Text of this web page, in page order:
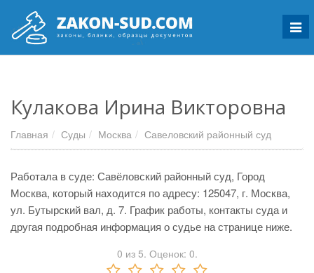
Кулакова Ирина Викторовна
Главная Суды Москва Савеловский районный суд
Работала в суде: Савёловский районный суд, Город
Москва, который находится по адресу: 125047, г. Москва,
ул. Бутырский вал, д. 7. График работы, контакты суда и
другая подробная информация о судье на странице ниже.
0 из 5. Оценок: 0.